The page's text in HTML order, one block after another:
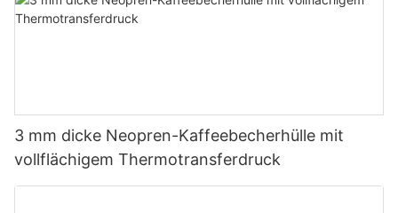
3 mm dicke Neopren-Kaffeebecherhülle mit
vollflächigem Thermotransferdruck